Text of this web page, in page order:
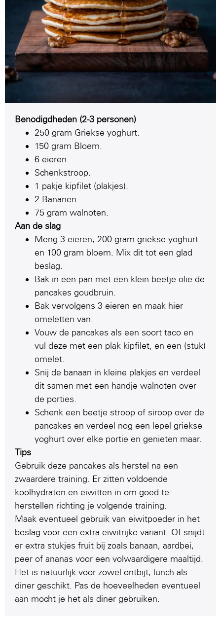
Benodigdheden (2-3 personen)
250 gram Griekse yoghurt.
150 gram Bloem.
6 eieren.
Schenkstroop.
1 pakje kipfilet (plakjes).
2 Bananen.
75 gram walnoten.
Aan de slag
Meng 3 eieren, 200 gram griekse yoghurt
en 100 gram bloem. Mix dit tot een glad
beslag.
Bak in een pan met een klein beetje olie de
pancakes goudbruin.
Bak vervolgens 3 eieren en maak hier
omeletten van.
Vouw de pancakes als een soort taco en
vul deze met een plak kipfilet, en een (stuk)
omelet.
Snij de banaan in kleine plakjes en verdeel
dit samen met een handje walnoten over
de porties.
Schenk een beetje stroop of siroop over de
pancakes en verdeel nog een lepel griekse
yoghurt over elke portie en genieten maar.
Tips
Gebruik deze pancakes als herstel na een
zwaardere training. Er zitten voldoende
koolhydraten en eiwitten in om goed te
herstellen richting je volgende training.
Maak eventueel gebruik van eiwitpoeder in het
beslag voor een extra eiwitrijke variant. Of snijdt
er extra stukjes fruit bij zoals banaan, aardbei,
peer of ananas voor een volwaardigere maaltijd.
Het is natuurlijk voor zowel ontbijt, lunch als
diner geschikt. Pas de hoeveelheden eventueel
aan mocht je het als diner gebruiken.